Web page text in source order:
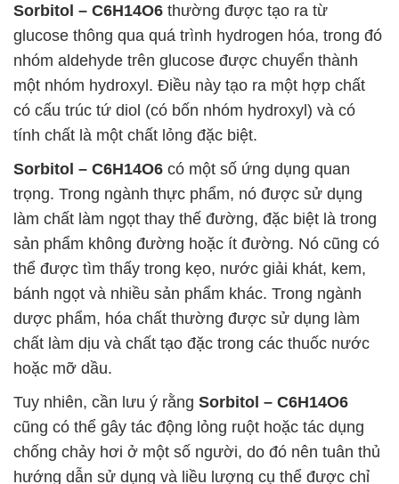
Sorbitol – C6H14O6 thường được tạo ra từ
glucose thông qua quá trình hydrogen hóa, trong đó
nhóm aldehyde trên glucose được chuyển thành
một nhóm hydroxyl. Điều này tạo ra một hợp chất
có cấu trúc tứ diol (có bốn nhóm hydroxyl) và có
tính chất là một chất lỏng đặc biệt.
Sorbitol – C6H14O6 có một số ứng dụng quan
trọng. Trong ngành thực phẩm, nó được sử dụng
làm chất làm ngọt thay thế đường, đặc biệt là trong
sản phẩm không đường hoặc ít đường. Nó cũng có
thể được tìm thấy trong kẹo, nước giải khát, kem,
bánh ngọt và nhiều sản phẩm khác. Trong ngành
dược phẩm, hóa chất thường được sử dụng làm
chất làm dịu và chất tạo đặc trong các thuốc nước
hoặc mỡ dầu.
Tuy nhiên, cần lưu ý rằng Sorbitol – C6H14O6
cũng có thể gây tác động lỏng ruột hoặc tác dụng
chống chảy hơi ở một số người, do đó nên tuân thủ
hướng dẫn sử dụng và liều lượng cụ thể được chỉ